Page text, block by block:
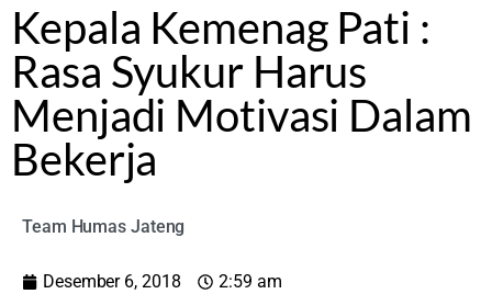
Kepala Kemenag Pati :
Rasa Syukur Harus
Menjadi Motivasi Dalam
Bekerja
Team Humas Jateng
Desember 6, 2018 2:59 am